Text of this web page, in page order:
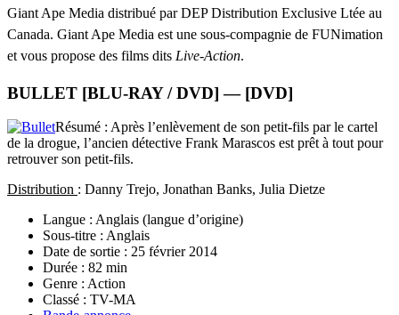
Giant Ape Media distribué par DEP Distribution Exclusive Ltée au
Canada. Giant Ape Media est une sous-compagnie de FUNimation
et vous propose des films dits Live-Action.
BULLET [BLU-RAY / DVD] — [DVD]
Résumé : Après l’enlèvement de son petit-fils par le cartel
de la drogue, l’ancien détective Frank Marascos est prêt à tout pour
retrouver son petit-fils.
Distribution : Danny Trejo, Jonathan Banks, Julia Dietze
Langue : Anglais (langue d’origine)
Sous-titre : Anglais
Date de sortie : 25 février 2014
Durée : 82 min
Genre : Action
Classé : TV-MA